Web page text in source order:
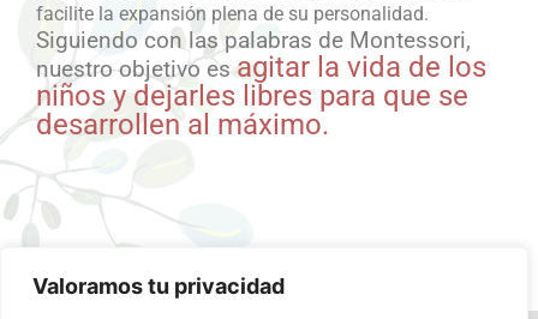
Valoramos tu privacidad
facilite la expansión plena de su personalidad.
Siguiendo con las palabras de Montessori,
nuestro objetivo esagitar la vida de los
niños y dejarles libres para que se
desarrollen al máximo.